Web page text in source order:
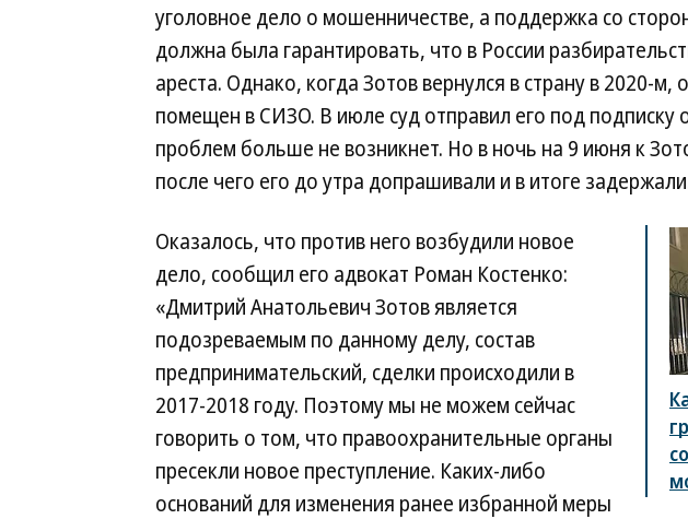
уголовное дело о мошенничестве, а поддержка со
должна была гарантировать, что в России
ареста. Однако, когда Зотов вернулся в страну в 2020-м,
помещен в СИЗО. В июле суд отправил его под подписку
проблем больше не возникнет. Но в ночь на 9 июня к
после чего его до утра допрашивали и в итоге
Оказалось, что против него возбудили новое
дело, сообщил его адвокат Роман Костенко:
«Дмитрий Анатольевич Зотов является
подозреваемым по данному делу, состав
предпринимательский, сделки происходили в
2017-2018 году. Поэтому мы не можем сейчас
говорить о том, что правоохранительные органы
пресекли новое преступление. Каких-либо
оснований для изменения ранее избранной меры